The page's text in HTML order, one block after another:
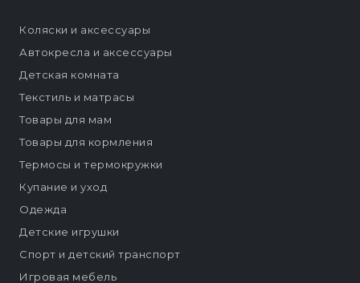
Коляски и аксессуары
Автокресла и аксессуары
Детская комната
Текстиль и матрасы
Товары для мам
Товары для кормления
Термосы и термокружки
Купание и уход
Одежда
Детские игрушки
Спорт и детский транспорт
Игровая мебель